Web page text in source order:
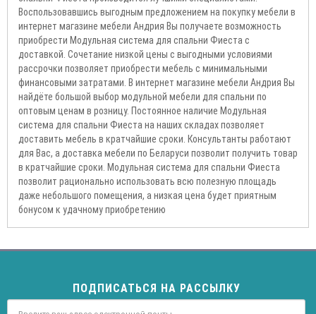
Воспользовавшись выгодным предложением на покупку мебели в
интернет магазине мебели Андрия Вы получаете возможность
приобрести Модульная система для спальни Фиеста с
доставкой. Сочетание низкой цены с выгодными условиями
рассрочки позволяет приобрести мебель с минимальными
финансовыми затратами. В интернет магазине мебели Андрия Вы
найдёте большой выбор модульной мебели для спальни по
оптовым ценам в розницу. Постоянное наличие Модульная
система для спальни Фиеста на наших складах позволяет
доставить мебель в кратчайшие сроки. Консультанты работают
для Вас, а доставка мебели по Беларуси позволит получить товар
в кратчайшие сроки. Модульная система для спальни Фиеста
позволит рационально использовать всю полезную площадь
даже небольшого помещения, а низкая цена будет приятным
бонусом к удачному приобретению
ПОДПИСАТЬСЯ НА РАССЫЛКУ